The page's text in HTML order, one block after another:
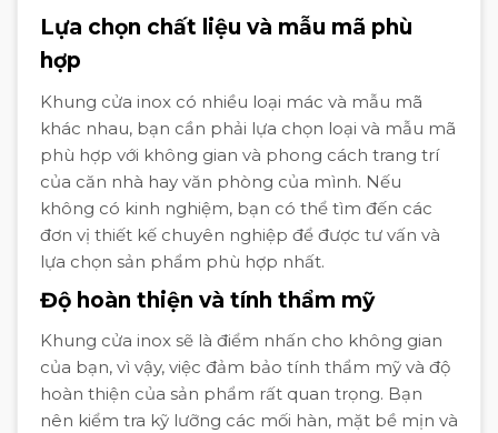
Lựa chọn chất liệu và mẫu mã phù
hợp
Khung cửa inox có nhiều loại mác và mẫu mã
khác nhau, bạn cần phải lựa chọn loại và mẫu mã
phù hợp với không gian và phong cách trang trí
của căn nhà hay văn phòng của mình. Nếu
không có kinh nghiệm, bạn có thể tìm đến các
đơn vị thiết kế chuyên nghiệp để được tư vấn và
lựa chọn sản phẩm phù hợp nhất.
Độ hoàn thiện và tính thẩm mỹ
Khung cửa inox sẽ là điểm nhấn cho không gian
của bạn, vì vậy, việc đảm bảo tính thẩm mỹ và độ
hoàn thiện của sản phẩm rất quan trọng. Bạn
nên kiểm tra kỹ lưỡng các mối hàn, mặt bề mịn và